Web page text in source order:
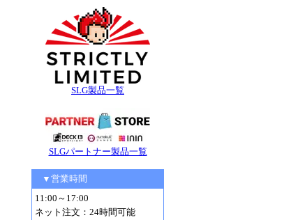
SLG製品一覧
SLGパートナー製品一覧
▼営業時間
11:00～17:00
ネット注文：24時間可能